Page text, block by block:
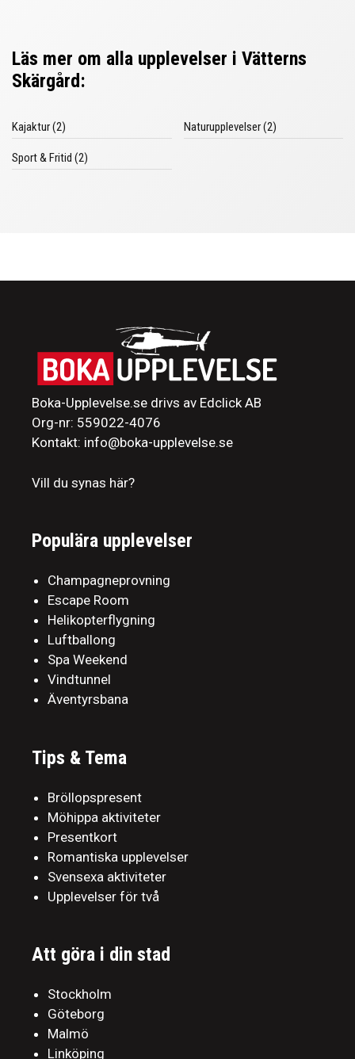
Läs mer om alla upplevelser i Vätterns
Skärgård:
Kajaktur (2) Naturupplevelser (2)
Sport & Fritid (2)
Boka-Upplevelse.se drivs av Edclick AB
Org-nr: 559022-4076
Kontakt: info@boka-upplevelse.se
Vill du synas här?
Populära upplevelser
Champagneprovning
Escape Room
Helikopterflygning
Luftballong
Spa Weekend
Vindtunnel
Äventyrsbana
Tips & Tema
Bröllopspresent
Möhippa aktiviteter
Presentkort
Romantiska upplevelser
Svensexa aktiviteter
Upplevelser för två
Att göra i din stad
Stockholm
Göteborg
Malmö
Linköping